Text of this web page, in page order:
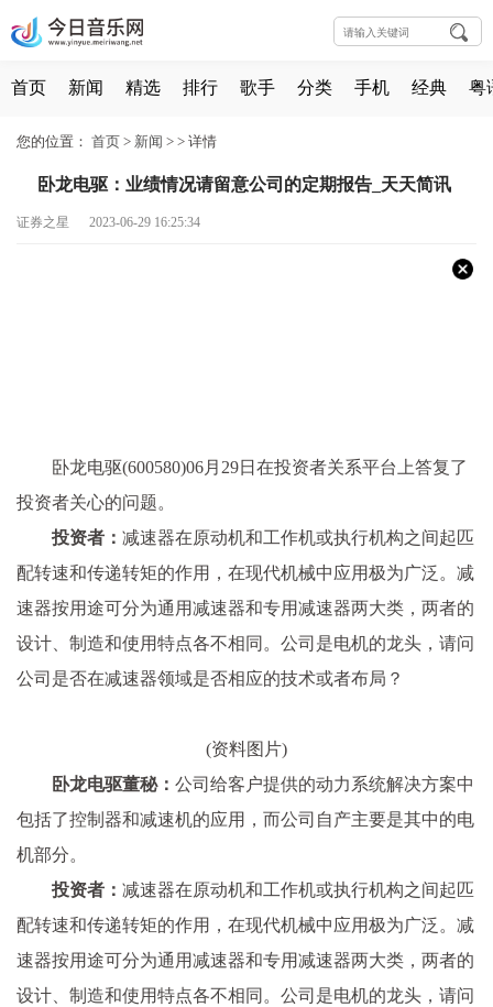
首页 新闻 精选 排行 歌手 分类 手机 经典 粤
您的位置： 首页 > 新闻 > > 详情
卧龙电驱：业绩情况请留意公司的定期报告_天天简讯
证券之星 2023-06-29 16:25:34
卧龙电驱(600580)06月29日在投资者关系平台上答复了
投资者关心的问题。
投资者： 减速器在原动机和工作机或执行机构之间起匹
配转速和传递转矩的作用，在现代机械中应用极为广泛。减
速器按用途可分为通用减速器和专用减速器两大类，两者的
设计、制造和使用特点各不相同。公司是电机的龙头，请问
公司是否在减速器领域是否相应的技术或者布局？
(资料图片)
卧龙电驱董秘： 公司给客户提供的动力系统解决方案中
包括了控制器和减速机的应用，而公司自产主要是其中的电
机部分。
投资者： 减速器在原动机和工作机或执行机构之间起匹
配转速和传递转矩的作用，在现代机械中应用极为广泛。减
速器按用途可分为通用减速器和专用减速器两大类，两者的
设计、制造和使用特点各不相同。公司是电机的龙头，请问